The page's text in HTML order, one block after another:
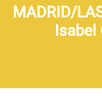
MADRID/
Isabel